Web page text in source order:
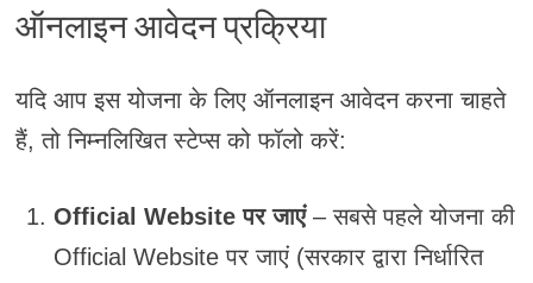
ऑनलाइन आवेदन प्रक्रिया
यदि आप इस योजना के लिए ऑनलाइन आवेदन करना चाहते
हैं, तो निम्नलिखित स्टेप्स को फॉलो करें:
Official Website पर जाएं– सबसे पहले योजना की
Official Website पर जाएं (सरकार द्वारा निर्धारित